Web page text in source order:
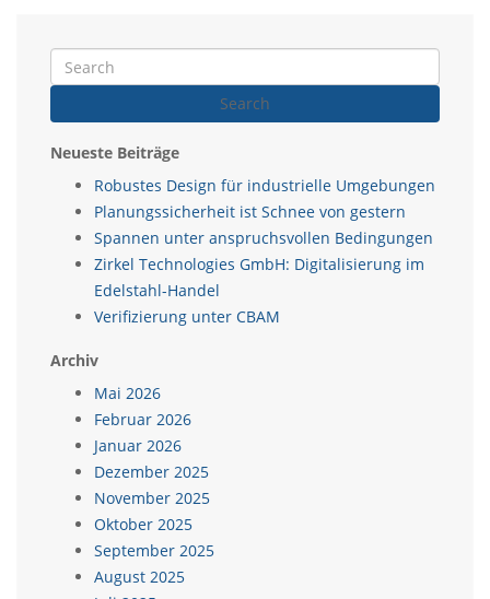
Search
Neueste Beiträge
Robustes Design für industrielle Umgebungen
Planungssicherheit ist Schnee von gestern
Spannen unter anspruchsvollen Bedingungen
Zirkel Technologies GmbH: Digitalisierung im
Edelstahl-Handel
Verifizierung unter CBAM
Archiv
Mai 2026
Februar 2026
Januar 2026
Dezember 2025
November 2025
Oktober 2025
September 2025
August 2025